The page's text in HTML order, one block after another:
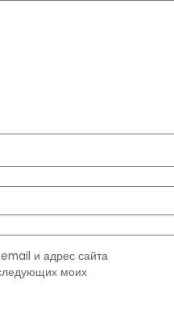
и адрес сайта
моих